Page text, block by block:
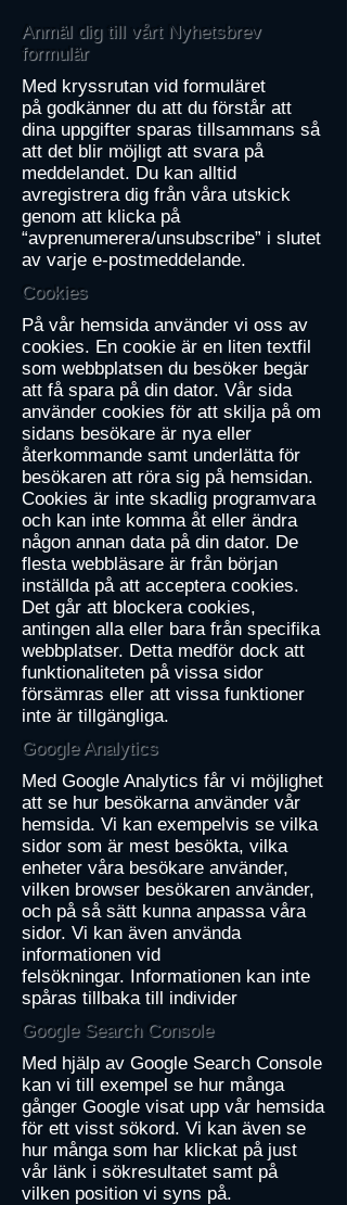
Anmäl dig till vårt Nyhetsbrev
formulär
Med kryssrutan vid formuläret
på godkänner du att du förstår att
dina uppgifter sparas tillsammans så
att det blir möjligt att svara på
meddelandet. Du kan alltid
avregistrera dig från våra utskick
genom att klicka på
“avprenumerera/unsubscribe” i slutet
av varje e-postmeddelande.
Cookies
På vår hemsida använder vi oss av
cookies. En cookie är en liten textfil
som webbplatsen du besöker begär
att få spara på din dator. Vår sida
använder cookies för att skilja på om
sidans besökare är nya eller
återkommande samt underlätta för
besökaren att röra sig på hemsidan.
Cookies är inte skadlig programvara
och kan inte komma åt eller ändra
någon annan data på din dator. De
flesta webbläsare är från början
inställda på att acceptera cookies.
Det går att blockera cookies,
antingen alla eller bara från specifika
webbplatser. Detta medför dock att
funktionaliteten på vissa sidor
försämras eller att vissa funktioner
inte är tillgängliga.
Google Analytics
Med Google Analytics får vi möjlighet
att se hur besökarna använder vår
hemsida. Vi kan exempelvis se vilka
sidor som är mest besökta, vilka
enheter våra besökare använder,
vilken browser besökaren använder,
och på så sätt kunna anpassa våra
sidor. Vi kan även använda
informationen vid
felsökningar. Informationen kan inte
spåras tillbaka till individer
Google Search Console
Med hjälp av Google Search Console
kan vi till exempel se hur många
gånger Google visat upp vår hemsida
för ett visst sökord. Vi kan även se
hur många som har klickat på just
vår länk i sökresultatet samt på
vilken position vi syns på.